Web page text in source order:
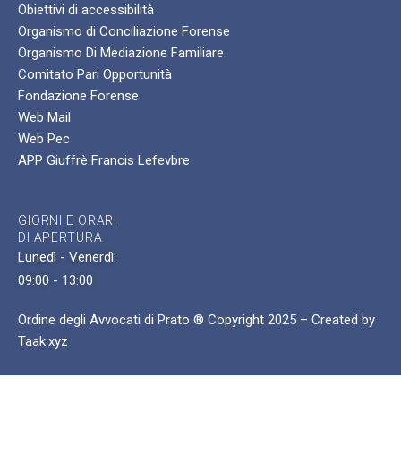
Obiettivi di accessibilità
Organismo di Conciliazione Forense
Organismo Di Mediazione Familiare
Comitato Pari Opportunità
Fondazione Forense
Web Mail
Web Pec
APP Giuffrè Francis Lefevbre
GIORNI E ORARI
DI APERTURA
Lunedì - Venerdì:
09:00 - 13:00
Ordine degli Avvocati di Prato ® Copyright 2025 – Created by
Taak.xyz